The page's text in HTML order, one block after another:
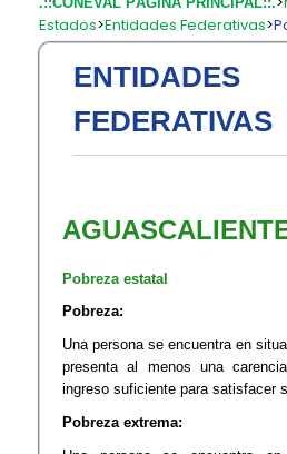
Estados>Entidades Federativas>
ENTIDADES
FEDERATIVAS
Pobreza estatal
Pobreza:
Una persona se encuentra en
presenta al menos una
ingreso suficiente para satisfacer
Pobreza extrema: